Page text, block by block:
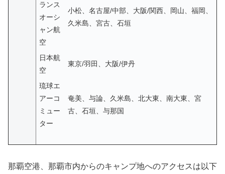
ランス
オーシ
ャン航
空
小松、名古屋/中部、大阪/関西、岡山、福岡、
久米島、宮古、石垣
日本航
空
東京/羽田、大阪/伊丹
琉球エ
アーコ
ミュー
ター
奄美、与論、久米島、北大東、南大東、宮
古、石垣、与那国
那覇空港、那覇市内からのキャンプ地へのアクセスは以下